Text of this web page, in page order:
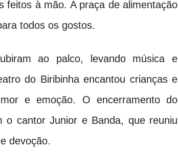
feitos à mão. A praça de alimentação
todos os gostos.
ao palco, levando música e
do Biribinha encantou crianças e
e emoção. O encerramento do
o cantor Junior e Banda, que reuniu
devoção.